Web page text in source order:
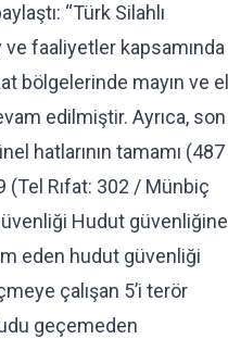
“Türk Silahlı
faaliyetler kapsamında
bölgelerinde mayın ve el
edilmiştir. Ayrıca, son
hatlarının tamamı (487
(Tel Rıfat: 302 / Münbiç
Hudut güvenliğine
eden hudut güvenliği
çalışan 5’i terör
geçemeden